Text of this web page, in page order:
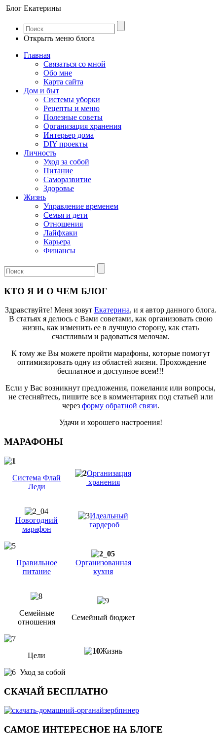
Блог Екатерины
Открыть меню блога
Главная
Связаться со мной
Обо мне
Карта сайта
Дом и быт
Системы уборки
Рецепты и меню
Полезные советы
Организация хранения
Интерьер дома
DIY проекты
Личность
Уход за собой
Питание
Саморазвитие
Здоровье
Жизнь
Управление временем
Семья и дети
Отношения
Лайфхаки
Карьера
Финансы
КТО Я И О ЧЕМ БЛОГ
Здравствуйте! Меня зовут Екатерина, и я автор данного блога.
В статьях я делюсь с Вами советами, как организовать свою
жизнь, как изменить ее в лучшую сторону, как стать
счастливым и радоваться мелочам.
К тому же Вы можете пройти марафоны, которые помогут
оптимизировать одну из областей жизни. Прохождение
бесплатное и доступное всем!!!
Если у Вас возникнут предложения, пожелания или вопросы,
не стесняйтесь, пишите все в комментариях под статьей или
через форму обратной связи.
Удачи и хорошего настроения!
МАРАФОНЫ
Система Флай
Леди
Организация
хранения
Новогодний
марафон
Идеальный
гардероб
Правильное
питание
Организованная
кухня
Семейные
отношения
Семейный бюджет
Цели
Жизнь
Уход за собой
СКАЧАЙ БЕСПЛАТНО
САМОЕ ИНТЕРЕСНОЕ НА БЛОГЕ